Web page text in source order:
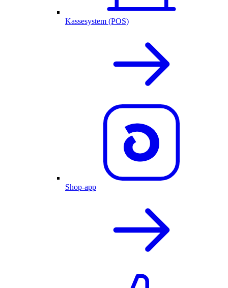
Kassesystem (POS)
Shop-app